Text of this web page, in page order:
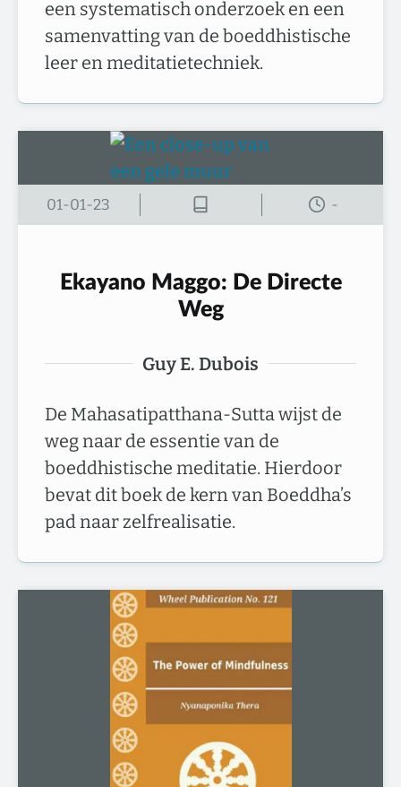
een systematisch onderzoek en een
samenvatting van de boeddhistische
leer en meditatietechniek.
01-01-23 -
Ekayano Maggo: De Directe
Weg
Guy E. Dubois
De Mahasatipatthana-Sutta wijst de
weg naar de essentie van de
boeddhistische meditatie. Hierdoor
bevat dit boek de kern van Boeddha’s
pad naar zelfrealisatie.